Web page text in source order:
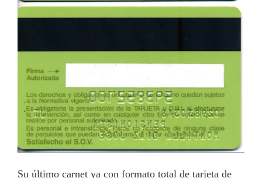
Su último carnet ya con formato total de tarjeta de